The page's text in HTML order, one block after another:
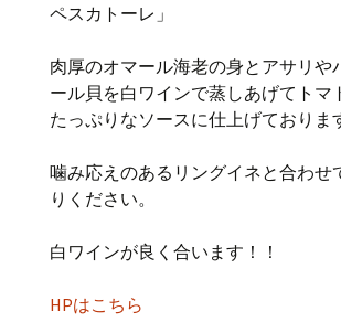
ペスカトーレ」
肉厚のオマール海老の身とアサリや
ール貝を白ワインで蒸しあげてトマ
たっぷりなソースに仕上げておりま
噛み応えのあるリングイネと合わせ
りください。
白ワインが良く合います！！
HPはこちら